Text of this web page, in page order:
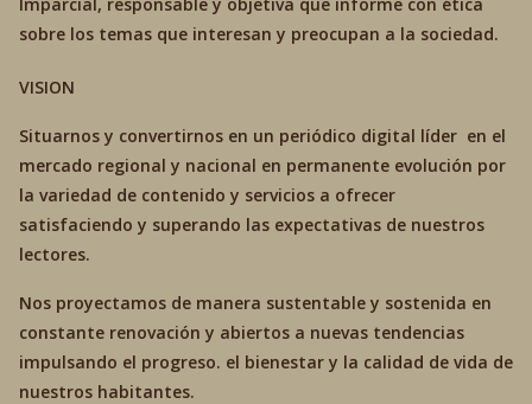
sobre los temas que interesan y preocupan a la sociedad.
VISION
Situarnos y convertirnos en un periódico digital líder en el
mercado regional y nacional en permanente evolución por
la variedad de contenido y servicios a ofrecer
satisfaciendo y superando las expectativas de nuestros
lectores.
Nos proyectamos de manera sustentable y sostenida en
constante renovación y abiertos a nuevas tendencias
impulsando el progreso. el bienestar y la calidad de vida de
nuestros habitantes.